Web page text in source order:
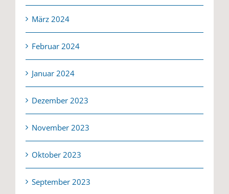
März 2024
Februar 2024
Januar 2024
Dezember 2023
November 2023
Oktober 2023
September 2023